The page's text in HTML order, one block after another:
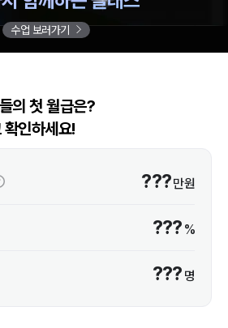
수업 보러가기
의 첫 월급은?
확인하세요!
???만원
??? %
??? 명